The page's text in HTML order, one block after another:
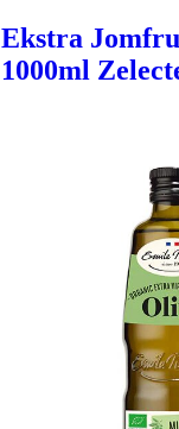
Ekstra
1000ml